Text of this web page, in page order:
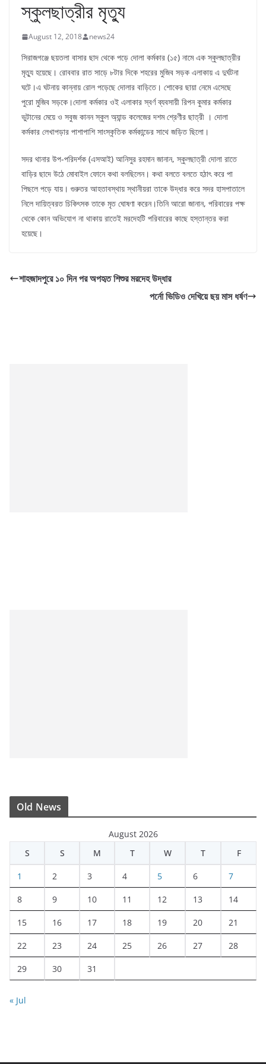
স্কুলছাত্রীর মৃত্যু
August 12, 2018 news24
সিরাজগঞ্জে ছয়তলা বাসার ছাদ থেকে পড়ে দোলা কর্মকার (১৫) নামে এক স্কুলছাত্রীর
মৃত্যু হয়েছে। রোববার রাত সাড়ে ৮টার দিকে শহরের মুজিব সড়ক এলাকায় এ দুর্ঘটনা
ঘটে।এ ঘটনায় কান্নায় রোল পড়েছে দোলার বাড়িতে। শোকের ছায়া নেমে এসেছে
পুরো মুজিব সড়কে।দোলা কর্মকার ওই এলাকার স্বর্ণ ব্যবসায়ী রিপন কুমার কর্মকার
ভুটানের মেয়ে ও সবুজ কানন স্কুল অ্যান্ড কলেজের দশম শ্রেণীর ছাত্রী । দোলা
কর্মকার লেখাপড়ার পাশাপাশি সাংস্কৃতিক কর্মকান্ডের সাথে জড়িত ছিলো।
সদর থানার উপ-পরিদর্শক (এসআই) আনিসুর রহমান জানান, স্কুলছাত্রী দোলা রাতে
বাড়ির ছাদে উঠে মোবাইল ফোনে কথা বলছিলেন। কথা বলতে বলতে হঠাৎ করে পা
পিছলে পড়ে যায়। গুরুতর আহতাবস্থায় স্থানীয়রা তাকে উদ্ধার করে সদর হাসপাতালে
নিলে দায়িত্বরত চিকিৎসক তাকে মৃত ঘোষণা করেন।তিনি আরো জানান, পরিবারের পক্ষ
থেকে কোন অভিযোগ না থাকায় রাতেই মরদেহটি পরিবারের কাছে হস্তান্তর করা
হয়েছে।
শাহজাদপুরে ১০ দিন পর অপহৃত শিশুর মরদেহ উদ্ধার
পর্নো ভিডিও দেখিয়ে ছয় মাস ধর্ষণ
Old News
August 2026
S
S M T W T F
1 2 3 4 5 6 7
8 9 10 11 12 13 14
15 16 17 18 19 20 21
22 23 24 25 26 27 28
29 30 31
« Jul